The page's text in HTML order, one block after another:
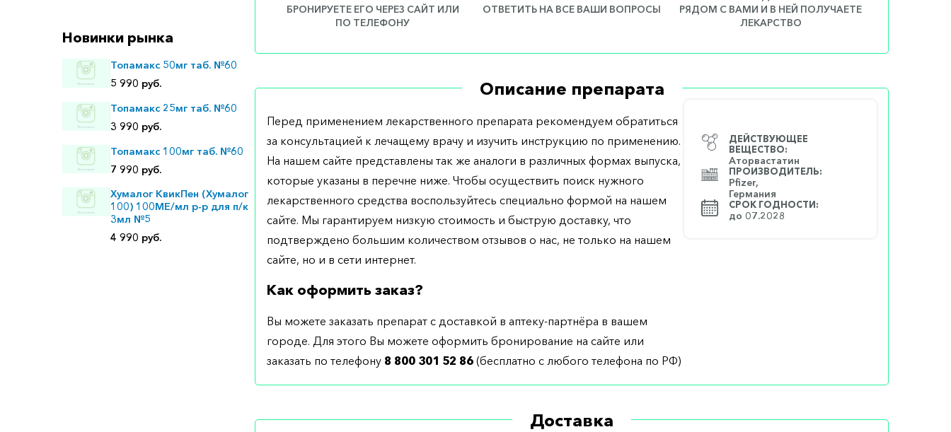
Новинки рынка
Топамакс 50мг таб. №60
5 990 руб.
Топамакс 25мг таб. №60
3 990 руб.
Топамакс 100мг таб. №60
7 990 руб.
Хумалог КвикПен (Хумалог
100) 100МЕ/мл р-р для п/к
3мл №5
4 990 руб.
БРОНИРУЕТЕ ЕГО ЧЕРЕЗ САЙТ ИЛИ
ПО ТЕЛЕФОНУ
ОТВЕТИТЬ НА ВСЕ ВАШИ ВОПРОСЫ
РЯДОМ С ВАМИ И В НЕЙ ПОЛУЧАЕТЕ
ЛЕКАРСТВО
Описание препарата
ДЕЙСТВУЮЩЕЕ
ВЕЩЕСТВО:
Аторвастатин
ПРОИЗВОДИТЕЛЬ:
Pfizer,
Германия
СРОК ГОДНОСТИ:
до 07.2028
Перед применением лекарственного препарата рекомендуем обратиться
за консультацией к лечащему врачу и изучить инструкцию по применению.
На нашем сайте представлены так же аналоги в различных формах выпуска,
которые указаны в перечне ниже. Чтобы осуществить поиск нужного
лекарственного средства воспользуйтесь специально формой на нашем
сайте. Мы гарантируем низкую стоимость и быструю доставку, что
подтверждено большим количеством отзывов о нас, не только на нашем
сайте, но и в сети интернет.
Как оформить заказ?
Вы можете заказать препарат с доставкой в аптеку-партнёра в вашем
городе. Для этого Вы можете оформить бронирование на сайте или
заказать по телефону 8 800 301 52 86 (бесплатно с любого телефона по РФ)
Доставка